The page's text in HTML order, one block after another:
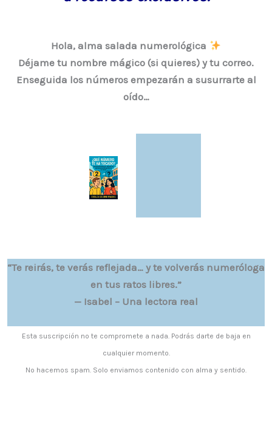
Hola, alma salada numerológica
Déjame tu nombre mágico (si quieres) y tu correo.
Enseguida los números empezarán a susurrarte al
oído…
“Te reirás, te verás reflejada… y te volverás numeróloga
en tus ratos libres.”
— Isabel – Una lectora real
Esta suscripción no te compromete a nada. Podrás darte de baja en
cualquier momento.
No hacemos spam. Solo enviamos contenido con alma y sentido.